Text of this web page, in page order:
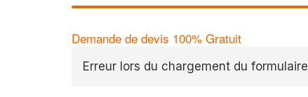
Demande de devis 100% Gratuit
Erreur lors du chargement du formulaire